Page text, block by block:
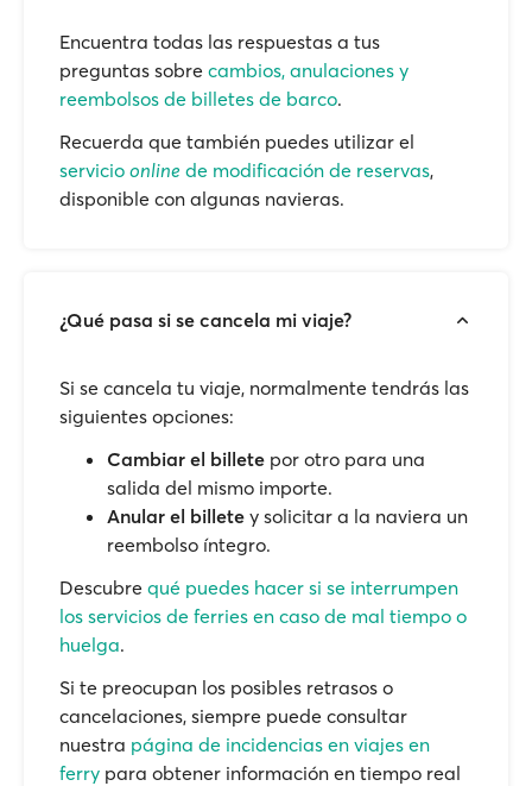
Encuentra todas las respuestas a tus
preguntas sobre cambios, anulaciones y
reembolsos de billetes de barco.
Recuerda que también puedes utilizar el
servicio online de modificación de reservas,
disponible con algunas navieras.
¿Qué pasa si se cancela mi viaje?
Si se cancela tu viaje, normalmente tendrás las
siguientes opciones:
Cambiar el billete por otro para una
salida del mismo importe.
Anular el billete y solicitar a la naviera un
reembolso íntegro.
Descubre qué puedes hacer si se interrumpen
los servicios de ferries en caso de mal tiempo o
huelga.
Si te preocupan los posibles retrasos o
cancelaciones, siempre puede consultar
nuestra página de incidencias en viajes en
ferry para obtener información en tiempo real